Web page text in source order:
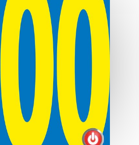
MEHR ERFAHREN